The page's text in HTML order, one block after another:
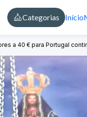
Categorias Início
a 40 € para Portugal